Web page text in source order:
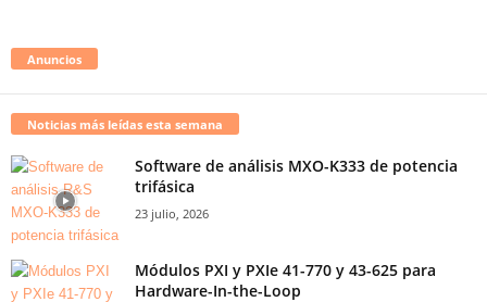
Anuncios
Noticias más leídas esta semana
Software de análisis MXO-K333 de potencia
trifásica
23 julio, 2026
Módulos PXI y PXIe 41-770 y 43-625 para
Hardware-In-the-Loop